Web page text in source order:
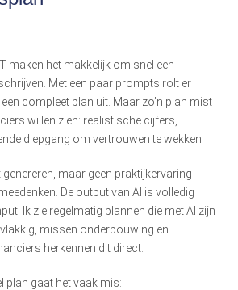
maken het makkelijk om snel een
Met een paar prompts rolt er
compleet plan uit. Maar zo’n plan mist
willen zien: realistische cijfers,
diepgang om vertrouwen te wekken.
maar geen praktijkervaring
De output van AI is volledig
Ik zie regelmatig plannen die met AI zijn
missen onderbouwing en
herkennen dit direct.
plan gaat het vaak mis: